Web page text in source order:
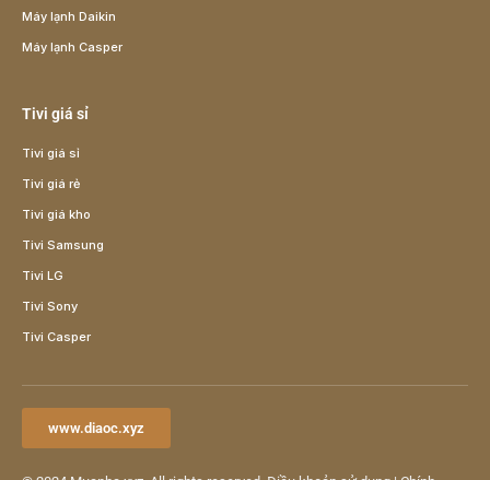
Máy lạnh Daikin
Máy lạnh Casper
Tivi giá sỉ
Tivi giá sỉ
Tivi giá rẻ
Tivi giá kho
Tivi Samsung
Tivi LG
Tivi Sony
Tivi Casper
www.diaoc.xyz